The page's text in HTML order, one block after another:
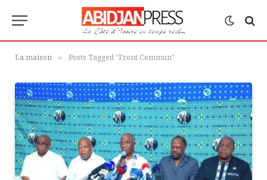
La maison » Posts Tagged "Front Commun"